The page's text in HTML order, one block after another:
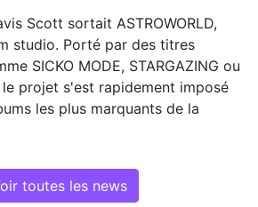
Scott sortait ASTROWORLD,
studio. Porté par des titres
SICKO MODE, STARGAZING ou
le projet s'est rapidement imposé
les plus marquants de la
toutes les news